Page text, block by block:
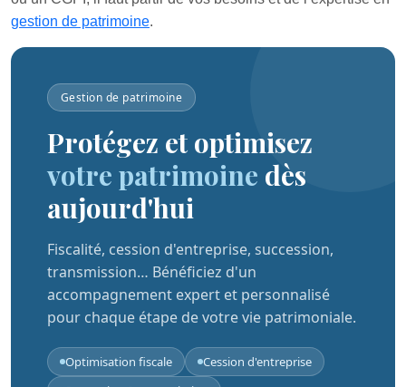
gestion de patrimoine.
Gestion de patrimoine
Protégez et optimisez
votre patrimoine dès
aujourd'hui
Fiscalité, cession d'entreprise, succession,
transmission… Bénéficiez d'un
accompagnement expert et personnalisé
pour chaque étape de votre vie patrimoniale.
Optimisation fiscale
Cession d'entreprise